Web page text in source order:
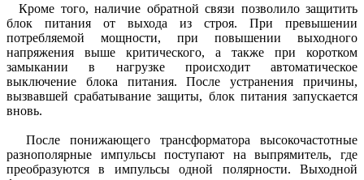
Кроме того, наличие обратной связи позволило защитить
блок питания от выхода из строя. При превышении
потребляемой мощности, при повышении выходного
напряжения выше критического, а также при коротком
замыкании в нагрузке происходит автоматическое
выключение блока питания. После устранения причины,
вызвавшей срабатывание защиты, блок питания запускается
вновь.
После понижающего трансформатора высокочастотные
разнополярные импульсы поступают на выпрямитель, где
преобразуются в импульсы одной полярности. Выходной